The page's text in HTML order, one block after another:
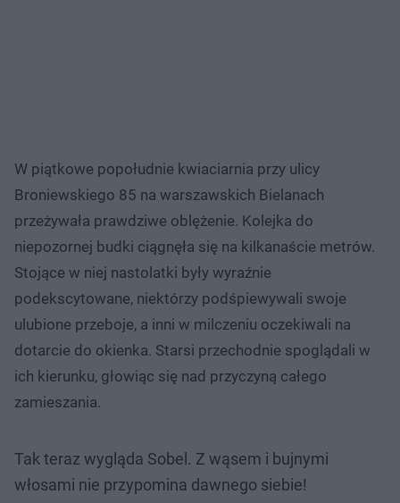
W piątkowe popołudnie kwiaciarnia przy ulicy
Broniewskiego 85 na warszawskich Bielanach
przeżywała prawdziwe oblężenie. Kolejka do
niepozornej budki ciągnęła się na kilkanaście metrów.
Stojące w niej nastolatki były wyraźnie
podekscytowane, niektórzy podśpiewywali swoje
ulubione przeboje, a inni w milczeniu oczekiwali na
dotarcie do okienka. Starsi przechodnie spoglądali w
ich kierunku, głowiąc się nad przyczyną całego
zamieszania.
Tak teraz wygląda Sobel. Z wąsem i bujnymi
włosami nie przypomina dawnego siebie!